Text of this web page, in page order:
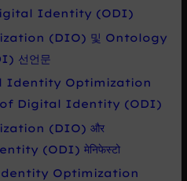
Identity (ODI)
(DIO) 및 Ontology
선언문
Identity Optimization
Digital Identity (ODI)
(DIO) और
(ODI) मेनिफेस्टो
Optimization